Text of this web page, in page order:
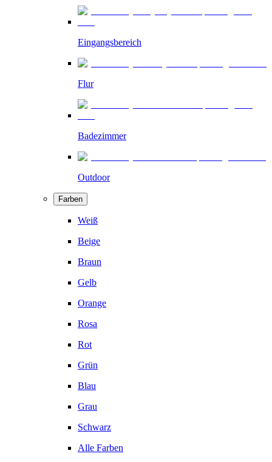
Eingangsbereich
Flur
Badezimmer
Outdoor
Farben
Weiß
Beige
Braun
Gelb
Orange
Rosa
Rot
Grün
Blau
Grau
Schwarz
Alle Farben